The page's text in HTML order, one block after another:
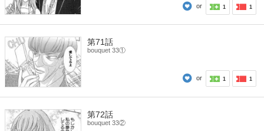
or 1 1
第71話
bouquet 33①
or 1 1
第72話
bouquet 33②